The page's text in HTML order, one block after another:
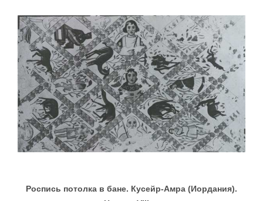
Роспись потолка в бане. Кусейр-Амра (Иордания).